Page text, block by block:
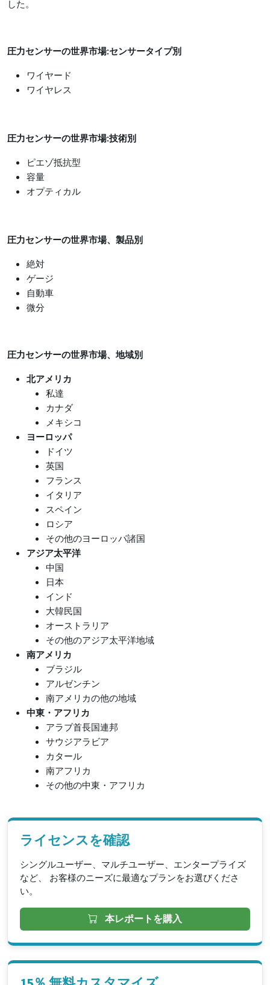
した。
圧力センサーの世界市場:センサータイプ別
ワイヤード
ワイヤレス
圧力センサーの世界市場:技術別
ピエゾ抵抗型
容量
オプティカル
圧力センサーの世界市場、製品別
絶対
ゲージ
自動車
微分
圧力センサーの世界市場、地域別
北アメリカ
私達
カナダ
メキシコ
ヨーロッパ
ドイツ
英国
フランス
イタリア
スペイン
ロシア
その他のヨーロッパ諸国
アジア太平洋
中国
日本
インド
大韓民国
オーストラリア
その他のアジア太平洋地域
南アメリカ
ブラジル
アルゼンチン
南アメリカの他の地域
中東・アフリカ
アラブ首長国連邦
サウジアラビア
カタール
南アフリカ
その他の中東・アフリカ
ライセンスを確認
シングルユーザー、マルチユーザー、エンタープライズ
など、 お客様のニーズに最適なプランをお選びくださ
い。
本レポートを購入